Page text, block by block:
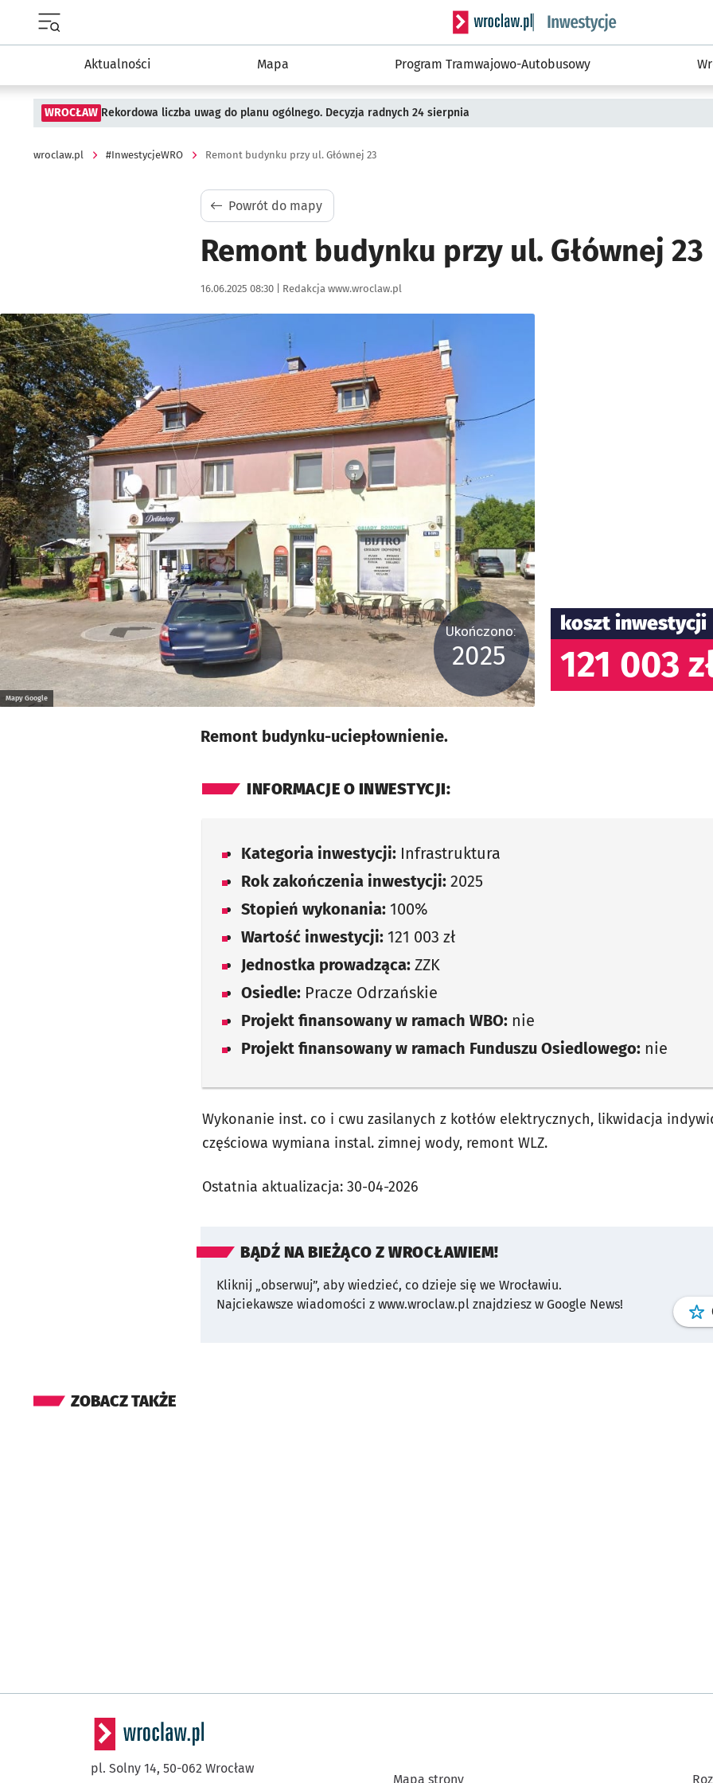
Serwis informacyjny wroclaw.pl podserwis:
Aktualności Mapa Program Tramwajowo-Autobusowy
WROCŁAW Rekordowa liczba uwag do planu ogólnego. Decyzja radnych 24 sierpnia
wroclaw.pl #InwestycjeWRO Remont budynku przy ul. Głównej 23
Powrót do mapy
Remont budynku przy ul. Głównej 23
Data publikacji:
16.06.2025 08:30 | Autor:
Redakcja www.wroclaw.pl
Kliknij, aby powiększyć
Mapy Google
Ukończono:
2025
koszt inwestycji
121 003
Remont budynku-uciepłownienie.
INFORMACJE O INWESTYCJI:
Kategoria inwestycji: Infrastruktura
Rok zakończenia inwestycji: 2025
Stopień wykonania: 100%
Wartość inwestycji: 121 003 zł
Jednostka prowadząca: ZZK
Osiedle: Pracze Odrzańskie
Projekt finansowany w ramach WBO: nie
Projekt finansowany w ramach Funduszu Osiedlowego: nie
Wykonanie inst. co i cwu zasilanych z kotłów elektrycznych, likwidacja
częściowa wymiana instal. zimnej wody, remont WLZ.
Ostatnia aktualizacja: 30-04-2026
BĄDŹ NA BIEŻĄCO Z WROCŁAWIEM!
Kliknij „obserwuj”, aby wiedzieć, co dzieje się we Wrocławiu.
Najciekawsze wiadomości z www.wroclaw.pl znajdziesz w Google News!
ZOBACZ TAKŻE
pl. Solny 14, 50-062 Wrocław
Mapa strony